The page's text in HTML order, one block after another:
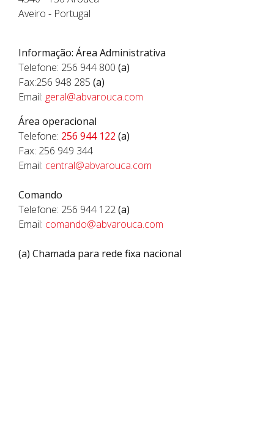
Aveiro - Portugal
Informação: Área Administrativa
Telefone: 256 944 800 (a)
Fax:256 948 285 (a)
Email: geral@abvarouca.com
Área operacional
Telefone: 256 944 122 (a)
Fax: 256 949 344
Email: central@abvarouca.com
Comando
Telefone: 256 944 122(a)
Email: comando@abvarouca.com
(a) Chamada para rede fixa nacional